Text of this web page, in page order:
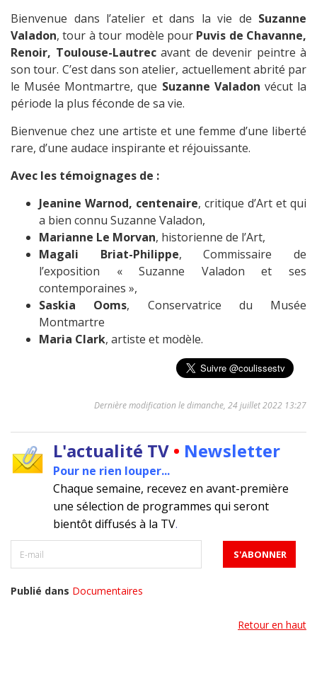
Bienvenue dans l’atelier et dans la vie de Suzanne
Valadon, tour à tour modèle pourPuvis de Chavanne,
Renoir, Toulouse-Lautrecavant de devenir peintre à
son tour. C’est dans son atelier, actuellement abrité par
le Musée Montmartre, que Suzanne Valadon vécut la
période la plus féconde de sa vie.
Bienvenue chez une artiste et une femme d’une liberté
rare, d’une audace inspirante et réjouissante.
Avec les témoignages de :
Jeanine Warnod, centenaire, critique d’Art et qui
a bien connu Suzanne Valadon,
Marianne Le Morvan, historienne de l’Art,
Magali Briat-Philippe, Commissaire de
l’exposition « Suzanne Valadon et ses
contemporaines »,
Saskia Ooms, Conservatrice du Musée
Montmartre
Maria Clark, artiste et modèle.
Dernière modification le dimanche, 24 juillet 2022 13:27
L'actualité TV • Newsletter
Pour ne rien louper...
Chaque semaine, recevez en avant-première
une sélection de programmes qui seront
bientôt diffusés à la TV.
Publié dans Documentaires
Retour en haut